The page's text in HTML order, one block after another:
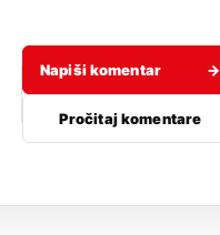
Napiši komentar →
Pročitaj komentare